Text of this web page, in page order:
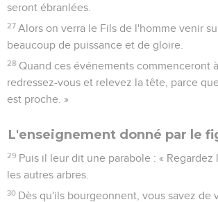
seront ébranlées.
27 Alors on verra le Fils de l'homme venir
beaucoup de puissance et de gloire.
28 Quand ces événements commenceront
redressez-vous et relevez la tête, parce
est proche. »
L'enseignement donné par le
29 Puis il leur dit une parabole : «
les autres arbres.
30 Dès qu'ils bourgeonnent, vous savez de